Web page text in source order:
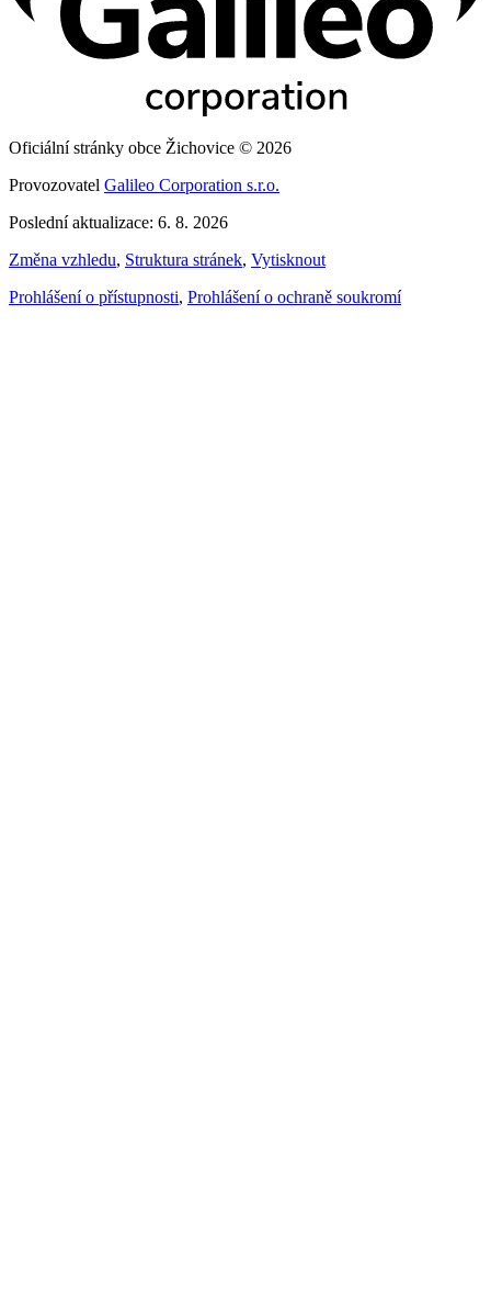
Oficiální stránky obce Žichovice © 2026
Provozovatel Galileo Corporation s.r.o.
Poslední aktualizace: 6. 8. 2026
Změna vzhledu, Struktura stránek, Vytisknout
Prohlášení o přístupnosti, Prohlášení o ochraně soukromí